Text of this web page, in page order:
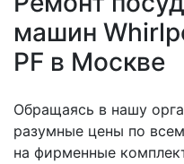
машин
PF в Москве
Обращаясь в нашу
разумные цены по
на фирменные